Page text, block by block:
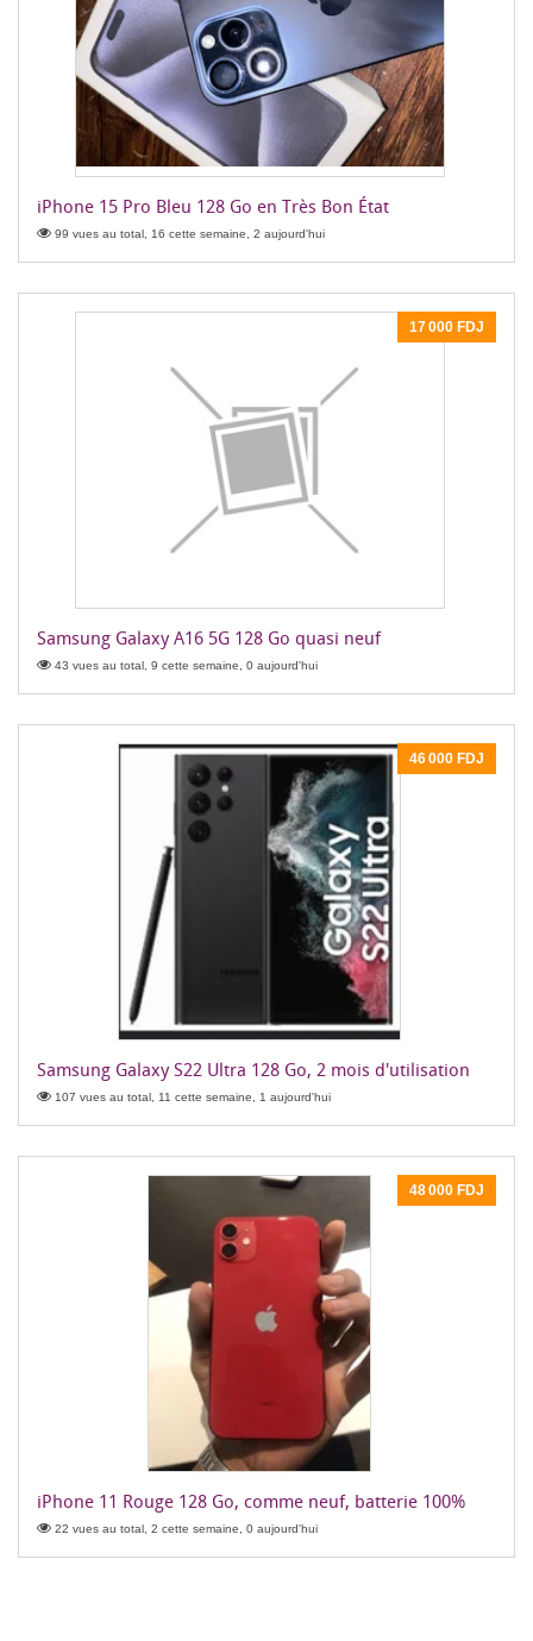
iPhone 15 Pro Bleu 128 Go en Très Bon État
99 vues au total, 16 cette semaine, 2 aujourd'hui
17 000 FDJ
Samsung Galaxy A16 5G 128 Go quasi neuf
43 vues au total, 9 cette semaine, 0 aujourd'hui
46 000 FDJ
Samsung Galaxy S22 Ultra 128 Go, 2 mois d'utilisation
107 vues au total, 11 cette semaine, 1 aujourd'hui
48 000 FDJ
iPhone 11 Rouge 128 Go, comme neuf, batterie 100%
22 vues au total, 2 cette semaine, 0 aujourd'hui